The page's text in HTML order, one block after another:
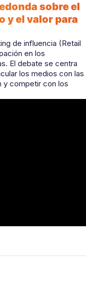
sobre el
y el valor para
de influencia (Retail
en los
El debate se centra
los medios con las
y competir con los